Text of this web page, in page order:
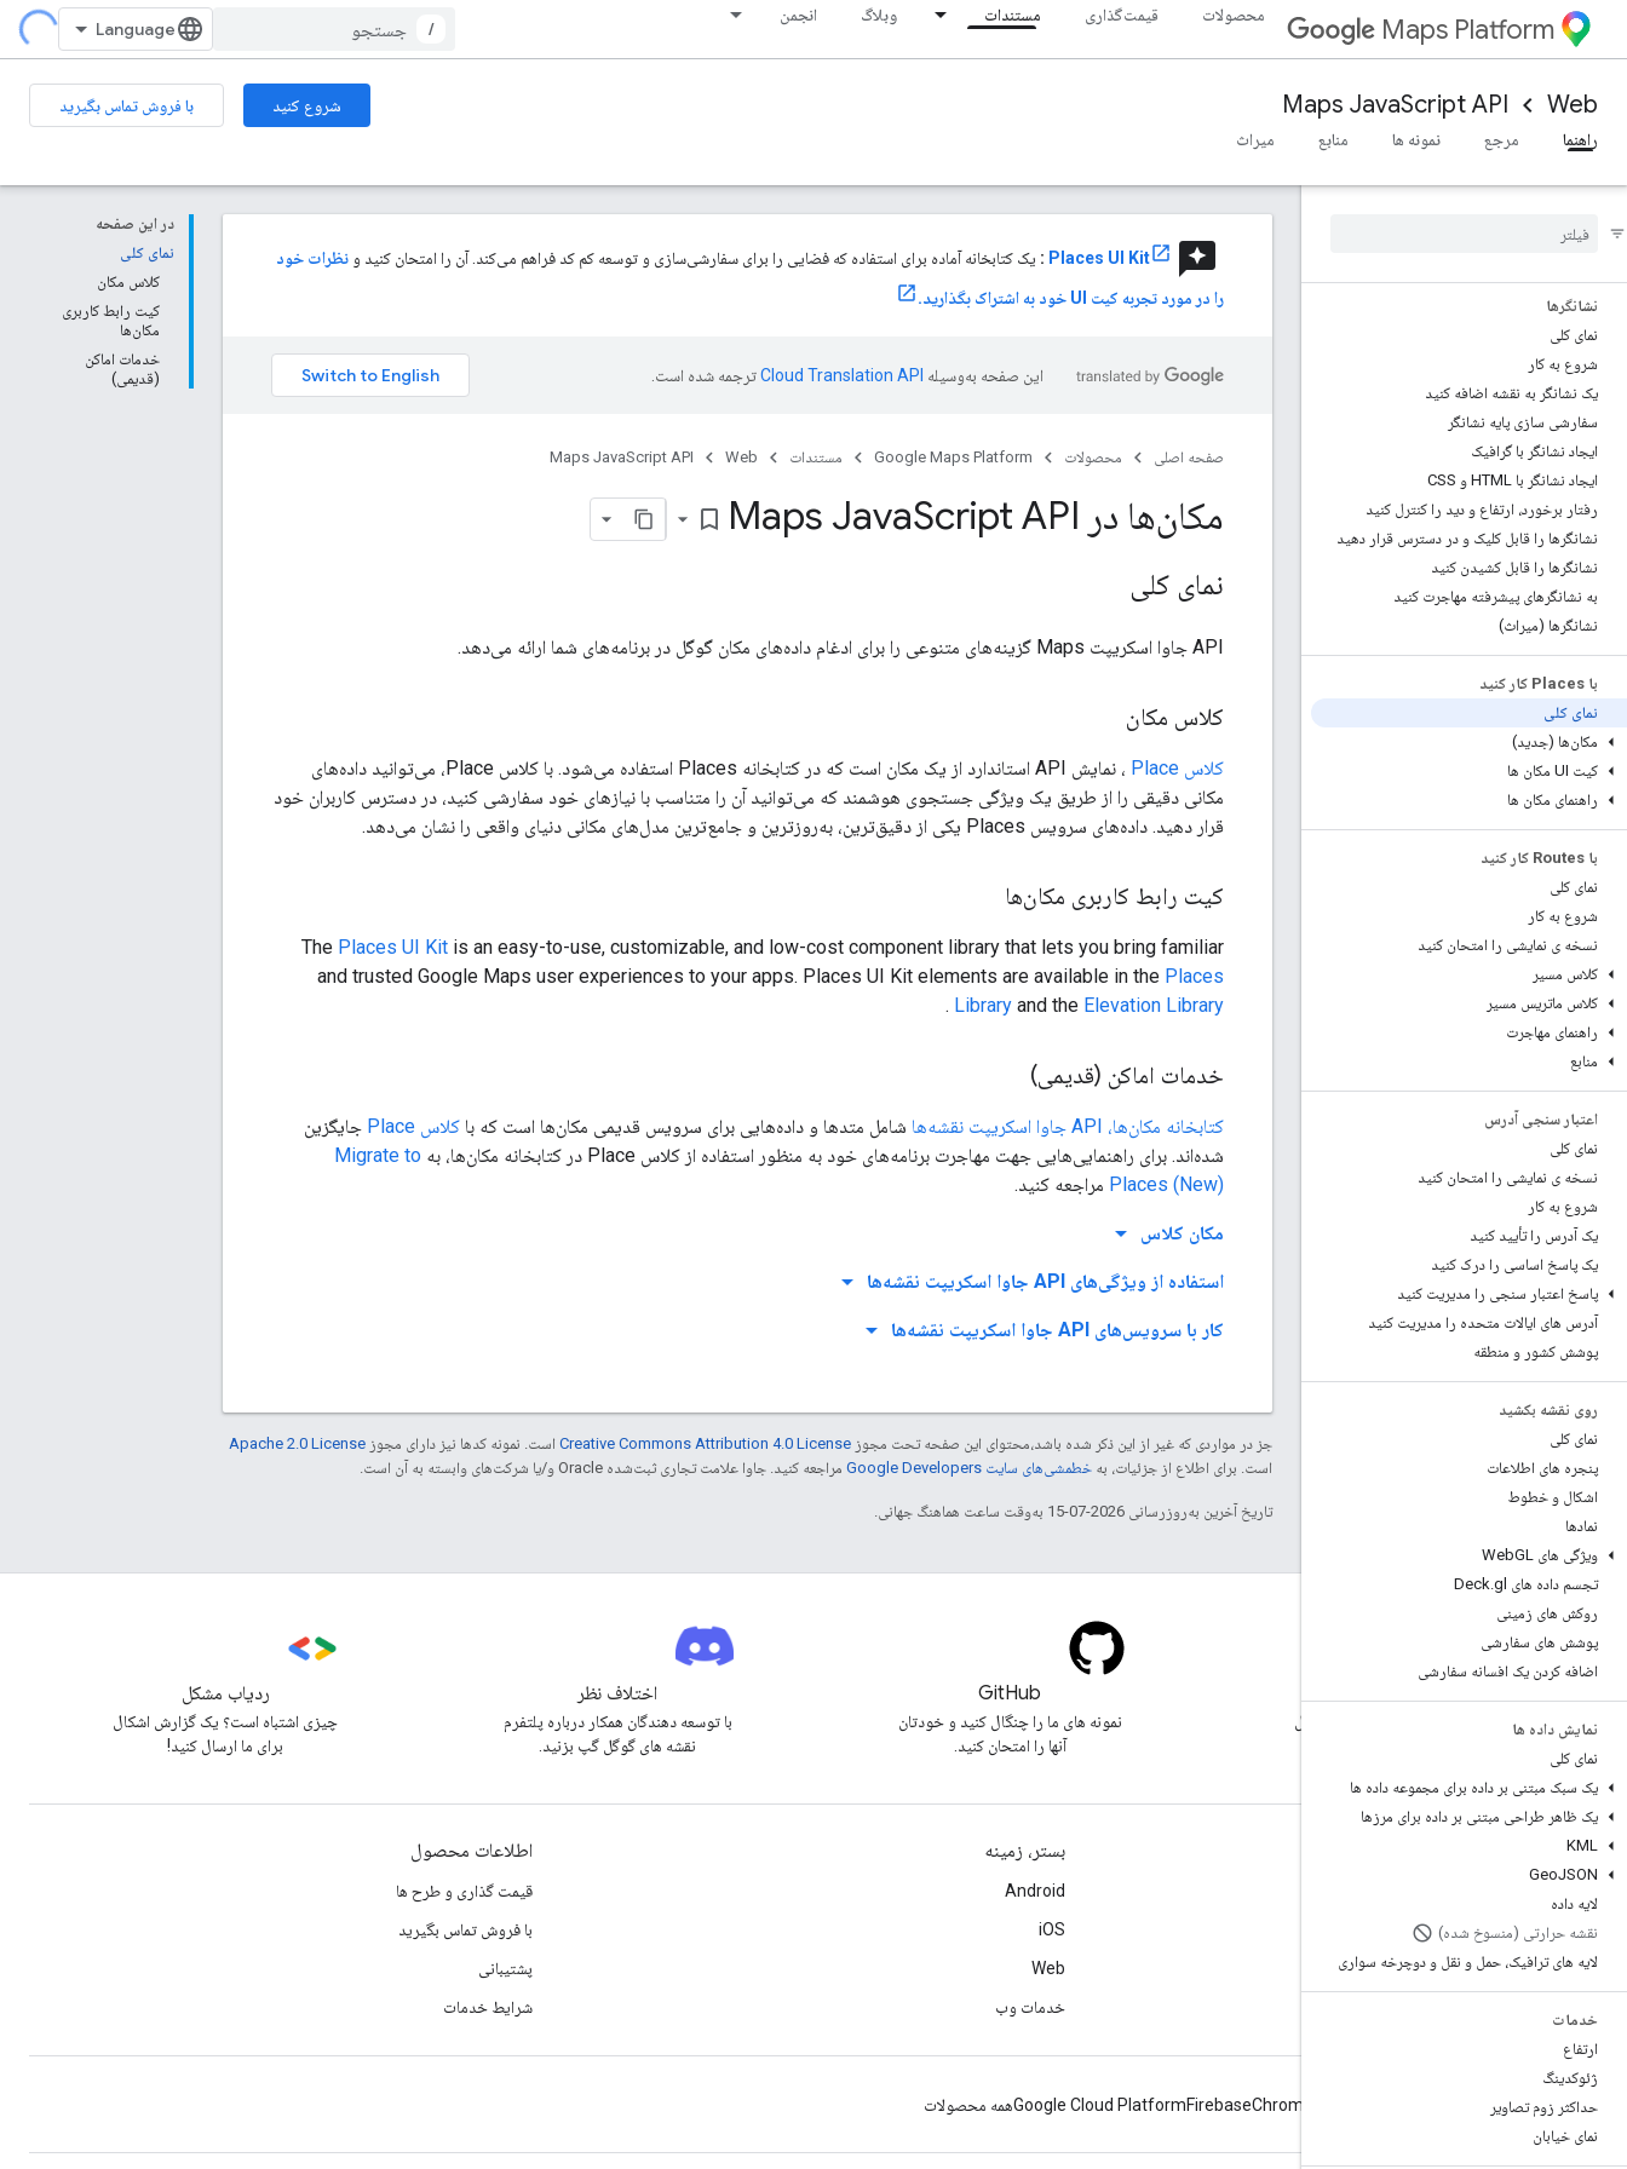
Maps Platform محصولات قیمت‌گذاری مستندات وبلاگ انجمن
/
Web
Maps JavaScript API شروع کنید
با فروش تماس بگیرید
راهنما
مرجع نمونه ها منابع میراث
کار با نقشه‌های سه‌بعدی
شروع به کار
مفاهیم
نشانگرها
منابع
نشانگرها
نمای کلی
شروع به کار
یک نشانگر به نقشه اضافه کنید
سفارشی سازی پایه نشانگر
ایجاد نشانگر با گرافیک
ایجاد نشانگر با HTML و CSS
رفتار برخورد، ارتفاع و دید را کنترل کنید
نشانگرها را قابل کلیک و در دسترس قرار دهید
نشانگرها را قابل کشیدن کنید
به نشانگرهای پیشرفته مهاجرت کنید
نشانگرها (میراث)
با Places کار کنید
نمای کلی
مکان‌ها (جدید)
کیت UI مکان ها
راهنمای مکان ها
با Routes کار کنید
نمای کلی
شروع به کار
نسخه ی نمایشی را امتحان کنید
کلاس مسیر
کلاس ماتریس مسیر
راهنمای مهاجرت
منابع
اعتبار سنجی آدرس
نمای کلی
نسخه ی نمایشی را امتحان کنید
شروع به کار
یک آدرس را تأیید کنید
یک پاسخ اساسی را درک کنید
پاسخ اعتبار سنجی را مدیریت کنید
آدرس های ایالات متحده را مدیریت کنید
پوشش کشور و منطقه
روی نقشه بکشید
نمای کلی
پنجره های اطلاعات
اشکال و خطوط
نمادها
ویژگی های Web GL
تجسم داده های Deck
.gl
روکش های زمینی
پوشش های سفارشی
اضافه کردن یک افسانه سفارشی
نمایش داده ها
نمای کلی
یک سبک مبتنی بر داده برای مجموعه داده ها
یک ظاهر طراحی مبتنی بر داده برای مرزها
KML
GeoJSON
لایه داده
نقشه حرارتی (منسوخ شده)
لایه های ترافیک، حمل و نقل و دوچرخه سواری
خدمات
ارتفاع
ژئوکدینگ
حداکثر زوم تصاویر
نمای خیابان
در این صفحه
نمای کلی
کلاس مکان
کیت رابط کاربری
مکان‌ها
خدمات اماکن
(قدیمی)
reviews
Places UI Kit
: یک کتابخانه آماده برای استفاده که فضایی را برای سفارشی‌سازی و توسعه کم کد فراهم می‌کند. آن را امتحان کنید و نظرات خود
را در مورد تجربه کیت UI خود به اشتراک بگذارید.
این صفحه به‌وسیله ترجمه شده است.
صفحه اصلی محصولات Google Maps Platform مستندات Web
Maps JavaScript API
مکان‌ها در Maps Java Script API
bookmark_border
نمای کلی
API جاوا اسکریپت Maps گزینه‌های متنوعی را برای ادغام داده‌های مکان گوگل در برنامه‌های شما ارائه می‌دهد.
کلاس مکان
کلاس Place
، نمایش API استاندارد از یک مکان است که در کتابخانه Places استفاده می‌شود. با کلاس Place، می‌توانید داده‌های
مکانی دقیقی را از طریق یک ویژگی جستجوی هوشمند که می‌توانید آن را متناسب با نیازهای خود سفارشی کنید، در دسترس کاربران خود
قرار دهید. داده‌های سرویس Places یکی از دقیق‌ترین، به‌روزترین و جامع‌ترین مدل‌های مکانی دنیای واقعی را نشان می‌دهد.
کیت رابط کاربری مکان‌ها
The Places UI Kit is an easy-to-use, customizable, and low-cost component library that lets you bring familiar
and trusted Google Maps user experiences to your apps. Places UI Kit elements are available in the Places
Library and the Elevation Library
.
خدمات اماکن (قدیمی)
کتابخانه مکان‌ها، API جاوا اسکریپت نقشه‌ها شامل متدها و داده‌هایی برای سرویس قدیمی مکان‌ها است که با کلاس Place
جایگزین
شده‌اند. برای راهنمایی‌هایی جهت مهاجرت برنامه‌های خود به منظور استفاده از کلاس Place در کتابخانه مکان‌ها، به
Migrate to
Places (New) مراجعه کنید.
مکان کلاس arrow_drop_down
استفاده از ویژگی‌های API جاوا اسکریپت نقشه‌ها arrow_drop_down
کار با سرویس‌های API جاوا اسکریپت نقشه‌ها arrow_drop_down
جز در مواردی که غیر از این ذکر شده باشد،‌محتوای این صفحه تحت مجوز Creative Commons Attribution 4.0 License است. نمونه کدها نیز دارای مجوز Apache 2.0 License
است. برای اطلاع از جزئیات، به خطمشی‌های سایت Google Developers‏ مراجعه کنید. جاوا علامت تجاری ثبت‌شده Oracle و/یا شرکت‌های وابسته به آن است.
تاریخ آخرین به‌روزرسانی 2026-07-15 به‌وقت ساعت هماهنگ جهانی.
زیر برچسب google-maps سوال
GitHub
نمونه های ما را چنگال کنید و خودتان
آنها را امتحان کنید.
اختلاف نظر
با توسعه دهندگان همکار درباره پلتفرم
نقشه های گوگل گپ بزنید.
ردیاب مشکل
چیزی اشتباه است؟ یک گزارش اشکال
برای ما ارسال کنید!
بیشتر بدانید
کاوشگر قابلیت ها
آموزش ها
بستر، زمینه
Android
iOS
Web
خدمات وب
اطلاعات محصول
قیمت گذاری و طرح ها
با فروش تماس بگیرید
پشتیبانی
شرایط خدمات
Chrome
Firebase
Google Cloud Platformهمه محصولات